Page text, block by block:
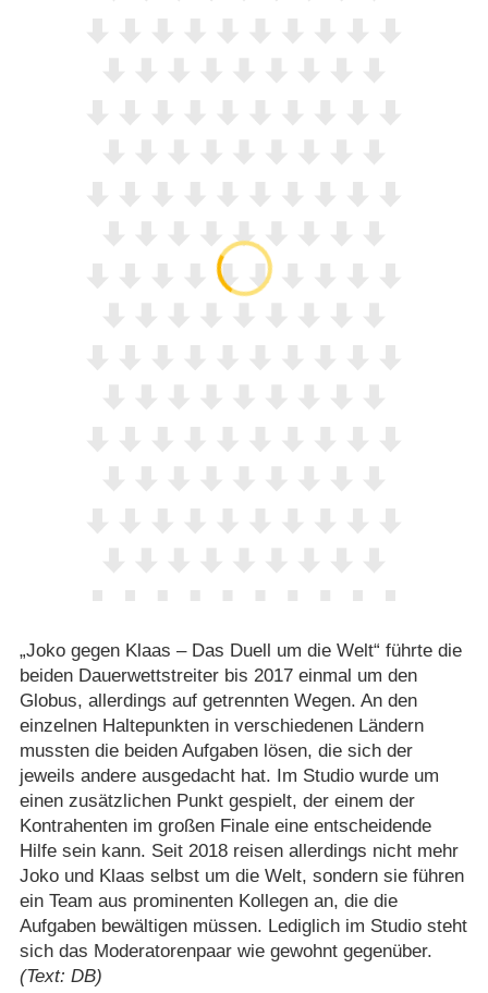
„Joko gegen Klaas – Das Duell um die Welt“ führte die
beiden Dauerwettstreiter bis 2017 einmal um den
Globus, allerdings auf getrennten Wegen. An den
einzelnen Haltepunkten in verschiedenen Ländern
mussten die beiden Aufgaben lösen, die sich der
jeweils andere ausgedacht hat. Im Studio wurde um
einen zusätzlichen Punkt gespielt, der einem der
Kontrahenten im großen Finale eine entscheidende
Hilfe sein kann. Seit 2018 reisen allerdings nicht mehr
Joko und Klaas selbst um die Welt, sondern sie führen
ein Team aus prominenten Kollegen an, die die
Aufgaben bewältigen müssen. Lediglich im Studio steht
sich das Moderatorenpaar wie gewohnt gegenüber.
(Text: DB)